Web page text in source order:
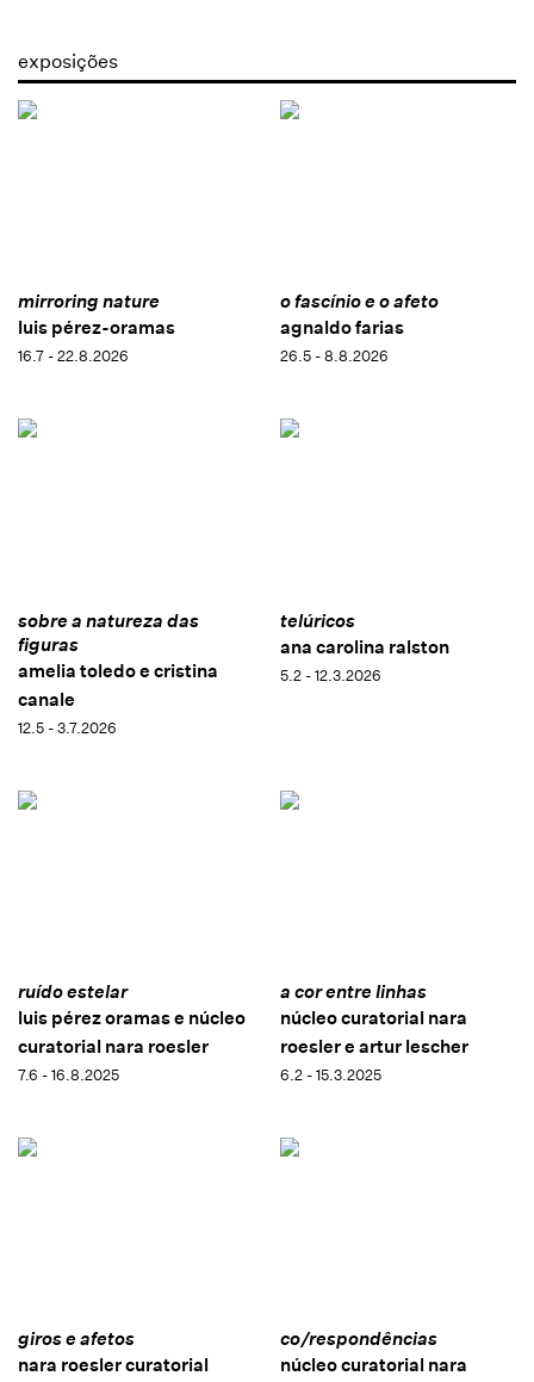
exposições
mirroring nature
luis pérez-oramas
16.7 - 22.8.2026
o fascínio e o afeto
agnaldo farias
26.5 - 8.8.2026
sobre a natureza das
figuras
amelia toledo e cristina
canale
12.5 - 3.7.2026
telúricos
ana carolina ralston
5.2 - 12.3.2026
ruído estelar
luis pérez oramas e núcleo
curatorial nara roesler
7.6 - 16.8.2025
a cor entre linhas
núcleo curatorial nara
roesler e artur lescher
6.2 - 15.3.2025
giros e afetos
nara roesler curatorial
co/respondências
núcleo curatorial nara